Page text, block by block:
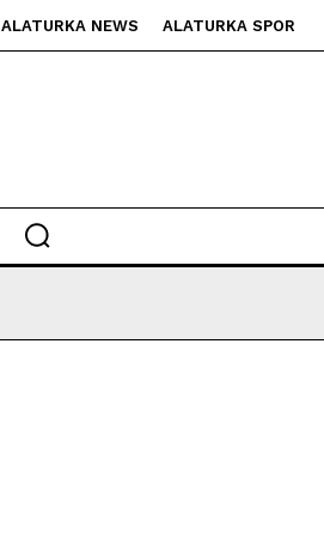
ALATURKA NEWS ALATURKA SPOR